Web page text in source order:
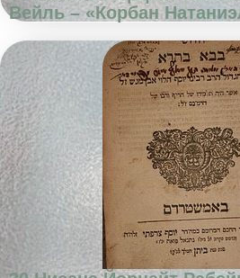
Вейль – «Корбан